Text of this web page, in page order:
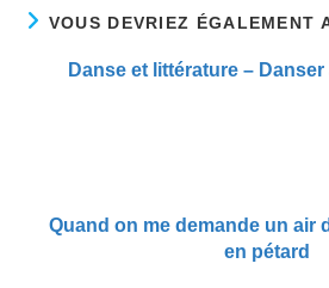
VOUS DEVRIEZ ÉGALEMENT
Danse et littérature –
Quand on me demande un air
en pétard